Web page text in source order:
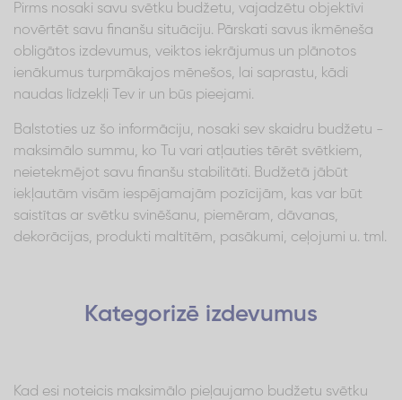
Pirms nosaki savu svētku budžetu, vajadzētu objektīvi
novērtēt savu finanšu situāciju. Pārskati savus ikmēneša
obligātos izdevumus, veiktos iekrājumus un plānotos
ienākumus turpmākajos mēnešos, lai saprastu, kādi
naudas līdzekļi Tev ir un būs pieejami.
Balstoties uz šo informāciju, nosaki sev skaidru budžetu -
maksimālo summu, ko Tu vari atļauties tērēt svētkiem,
neietekmējot savu finanšu stabilitāti. Budžetā jābūt
iekļautām visām iespējamajām pozīcijām, kas var būt
saistītas ar svētku svinēšanu, piemēram, dāvanas,
dekorācijas, produkti maltītēm, pasākumi, ceļojumi u. tml.
Kategorizē izdevumus
Kad esi noteicis maksimālo pieļaujamo budžetu svētku